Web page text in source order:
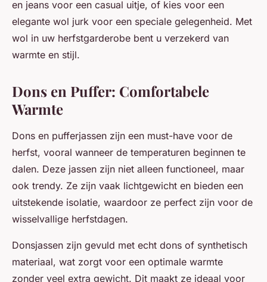
en jeans voor een casual uitje, of kies voor een
elegante wol jurk voor een speciale gelegenheid. Met
wol in uw herfstgarderobe bent u verzekerd van
warmte en stijl.
Dons en Puffer: Comfortabele
Warmte
Dons en pufferjassen zijn een must-have voor de
herfst, vooral wanneer de temperaturen beginnen te
dalen. Deze jassen zijn niet alleen functioneel, maar
ook trendy. Ze zijn vaak lichtgewicht en bieden een
uitstekende isolatie, waardoor ze perfect zijn voor de
wisselvallige herfstdagen.
Donsjassen zijn gevuld met echt dons of synthetisch
materiaal, wat zorgt voor een optimale warmte
zonder veel extra gewicht. Dit maakt ze ideaal voor